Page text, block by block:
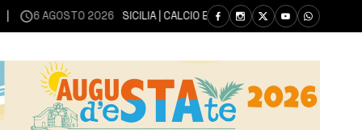
6 AGOSTO 2026 SICILIA | CALCIO ECCELLENZA, COPPA ITALIA: IL 30